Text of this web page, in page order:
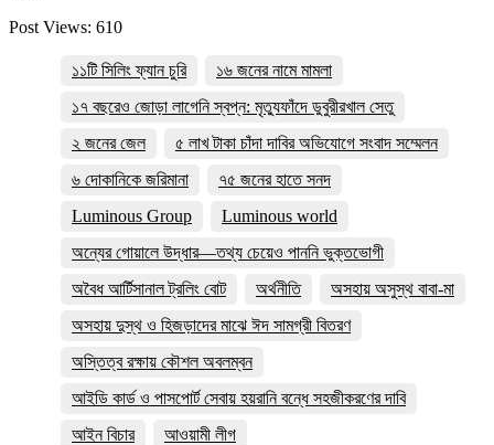
Post Views: 610
১১টি সিলিং ফ্যান চুরি
১৬ জনের নামে মামলা
১৭ বছরেও জোড়া লাগেনি স্বপ্ন: মৃত্যুফাঁদে ডুবুরীরখাল সেতু
২ জনের জেল
৫ লাখ টাকা চাঁদা দাবির অভিযোগে সংবাদ সম্মেলন
৬ দোকানিকে জরিমানা
৭৫ জনের হাতে সনদ
Luminous Group
Luminous world
অন্যের গোয়ালে উদ্ধার—তথ্য চেয়েও পাননি ভুক্তভোগী
অবৈধ আর্টিসানাল ট্রলিং বোট
অর্থনীতি
অসহায় অসুস্থ বাবা-মা
অসহায় দুস্থ ও হিজড়াদের মাঝে ঈদ সামগ্রী বিতরণ
অস্তিত্ব রক্ষায় কৌশল অবলম্বন
আইডি কার্ড ও পাসপোর্ট সেবায় হয়রানি বন্ধে সহজীকরণের দাবি
আইন বিচার
আওয়ামী লীগ